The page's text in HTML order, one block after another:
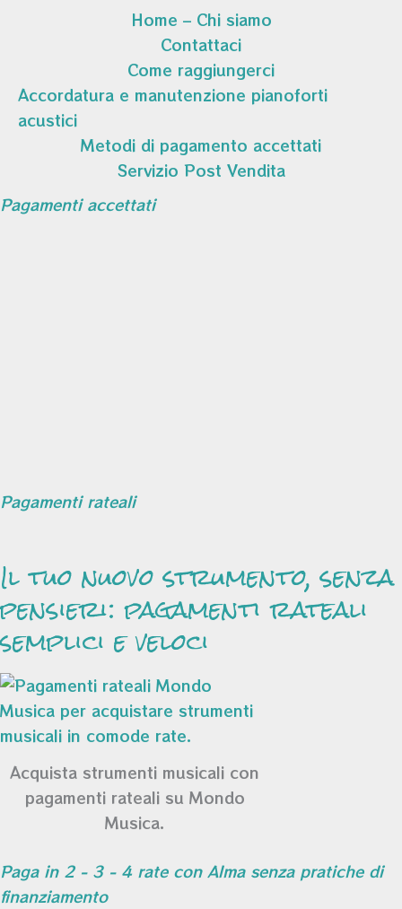
Home – Chi siamo
Contattaci
Come raggiungerci
Accordatura e manutenzione pianoforti
acustici
Metodi di pagamento accettati
Servizio Post Vendita
Pagamenti accettati
Pagamenti rateali
Il tuo nuovo strumento, senza
pensieri: pagamenti rateali
semplici e veloci
Acquista strumenti musicali con
pagamenti rateali su Mondo
Musica.
Paga in 2 - 3 - 4 rate con Alma senza pratiche di
finanziamento